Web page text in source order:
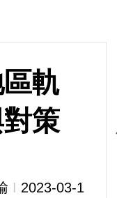
軌
策
Ι 2023-03-1